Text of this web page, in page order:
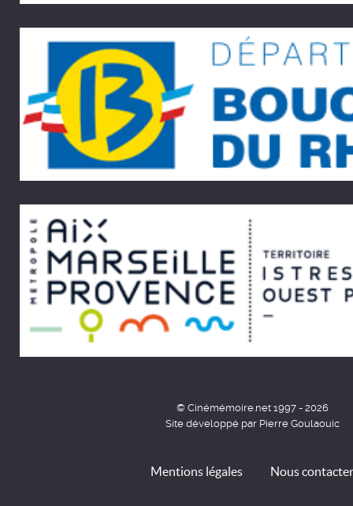
© Cinémémoire.net 1997 - 2026
Site développé par Pierre Goulaouic
Mentions légales Nous contacter